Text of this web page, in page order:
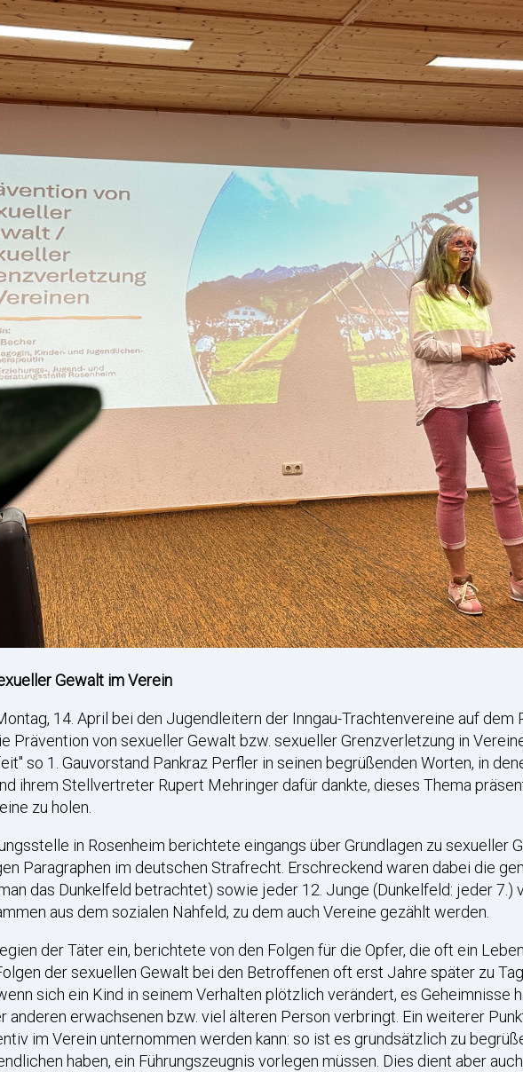
Gewalt im Verein
14. April bei den Jugendleitern der Inngau-Trachtenvereine auf dem
Prävention von sexueller Gewalt bzw. sexueller Grenzverletzung in
so 1. Gauvorstand Pankraz Perfler in seinen begrüßenden Worten, in
ihrem Stellvertreter Rupert Mehringer dafür dankte, dieses Thema
zu holen.
in Rosenheim berichtete eingangs über Grundlagen zu sexueller
Paragraphen im deutschen Strafrecht. Erschreckend waren dabei die
das Dunkelfeld betrachtet) sowie jeder 12. Junge (Dunkelfeld: jeder 7.)
aus dem sozialen Nahfeld, zu dem auch Vereine gezählt werden.
der Täter ein, berichtete von den Folgen für die Opfer, die oft ein
der sexuellen Gewalt bei den Betroffenen oft erst Jahre später zu
sich ein Kind in seinem Verhalten plötzlich verändert, es Geheimnisse
erwachsenen bzw. viel älteren Person verbringt. Ein weiterer
im Verein unternommen werden kann: so ist es grundsätzlich zu
haben, ein Führungszeugnis vorlegen müssen. Dies dient aber